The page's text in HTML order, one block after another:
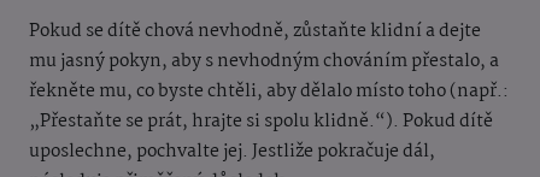
Pokud se dítě chová nevhodně, zůstaňte klidní a dejte
mu jasný pokyn, aby s nevhodným chováním přestalo, a
řekněte mu, co byste chtěli, aby dělalo místo toho (např.:
„Přestaňte se prát, hrajte si spolu klidně.“). Pokud dítě
uposlechne, pochvalte jej. Jestliže pokračuje dál,